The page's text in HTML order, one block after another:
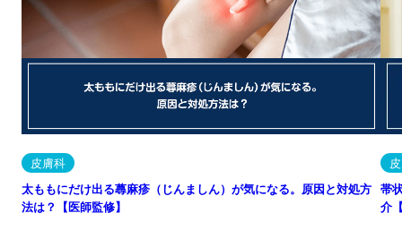
皮膚科
太ももにだけ出る蕁麻疹（じんましん）が気になる。原因と対処方
法は？【医師監修】
帯
介